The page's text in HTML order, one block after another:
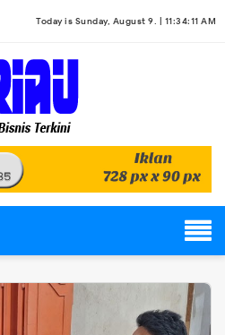
Today is Sunday, August 9. | 11:34:11 AM